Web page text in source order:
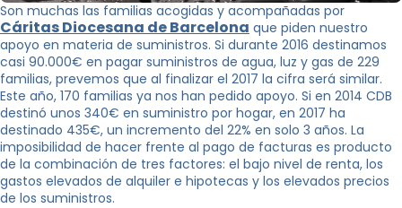
Son muchas las familias acogidas y acompañadas por
Cáritas Diocesana de Barcelona que piden nuestro
apoyo en materia de suministros. Si durante 2016 destinamos
casi 90.000€ en pagar suministros de agua, luz y gas de 229
familias, prevemos que al finalizar el 2017 la cifra será similar.
Este año, 170 familias ya nos han pedido apoyo. Si en 2014 CDB
destinó unos 340€ en suministro por hogar, en 2017 ha
destinado 435€, un incremento del 22% en solo 3 años. La
imposibilidad de hacer frente al pago de facturas es producto
de la combinación de tres factores: el bajo nivel de renta, los
gastos elevados de alquiler e hipotecas y los elevados precios
de los suministros.